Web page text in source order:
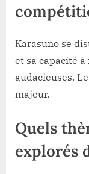
Karasuno se
et sa capacité
audacieuses.
majeur.
Quels
explorés